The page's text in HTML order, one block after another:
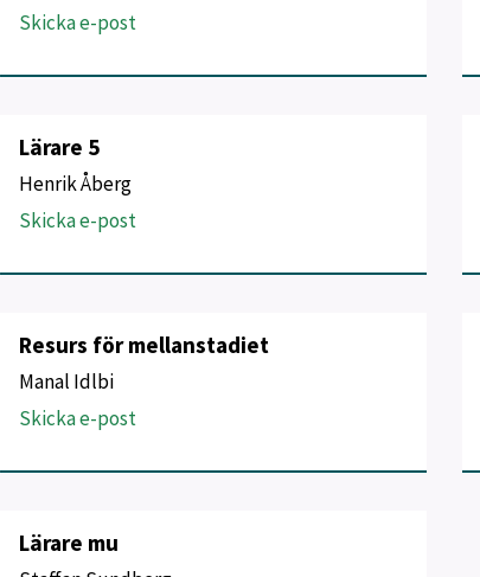
Skicka e-post
Lärare 5
Henrik Åberg
Skicka e-post
Resurs för mellanstadiet
Manal Idlbi
Skicka e-post
Lärare mu